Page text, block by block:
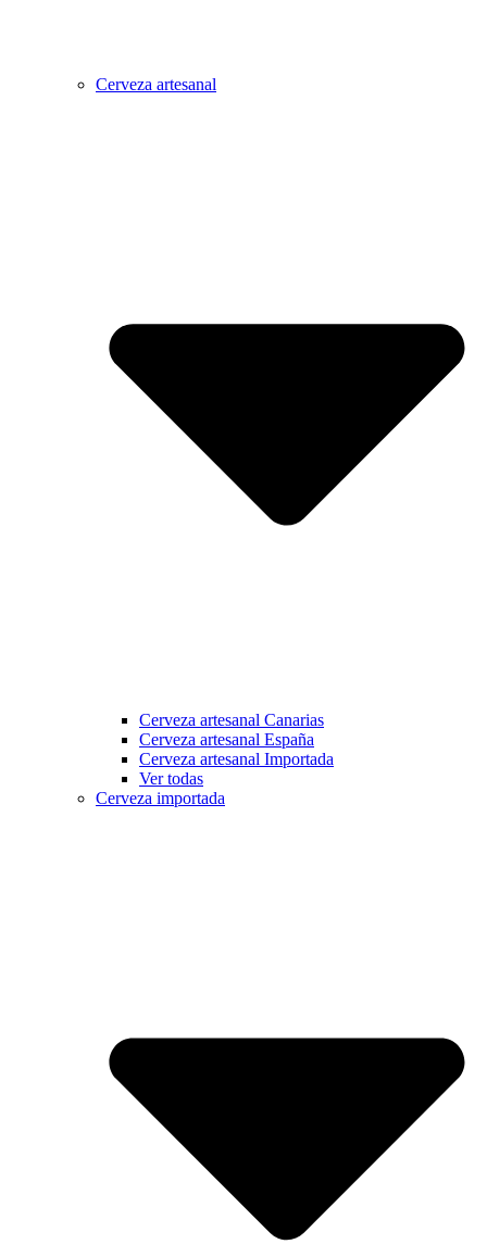
Cerveza artesanal
Cerveza artesanal Canarias
Cerveza artesanal España
Cerveza artesanal Importada
Ver todas
Cerveza importada